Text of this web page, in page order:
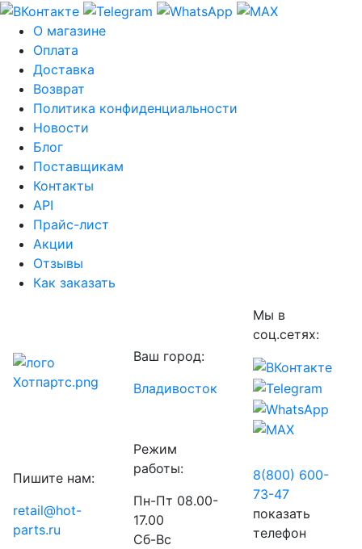
О магазине
Оплата
Доставка
Возврат
Политика конфиденциальности
Новости
Блог
Поставщикам
Контакты
API
Прайс-лист
Акции
Отзывы
Как заказать
Ваш город:
Владивосток
Мы в
соц.сетях:
Пишите нам:
retail@hot-
parts.ru
Режим
работы:
Пн-Пт 08.00-
17.00
Сб-Вс
8(800) 600-
73-47
показать
телефон